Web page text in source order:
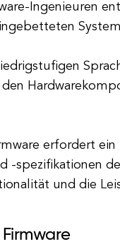
Ingenieuren
erfordert ein
-spezifikationen
und die